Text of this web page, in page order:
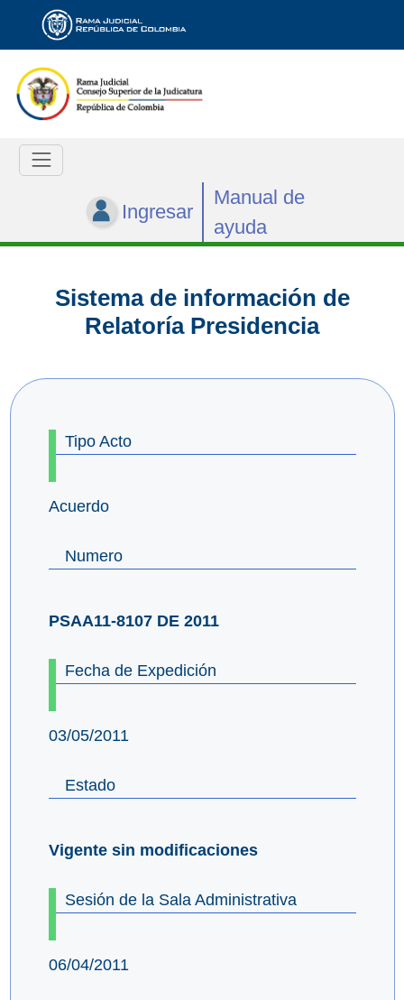
Ingresar
Manual de
ayuda
Sistema de información de
Relatoría Presidencia
Tipo Acto
Acuerdo
Numero
PSAA11-8107 DE 2011
Fecha de Expedición
03/05/2011
Estado
Vigente sin modificaciones
Sesión de la Sala Administrativa
06/04/2011